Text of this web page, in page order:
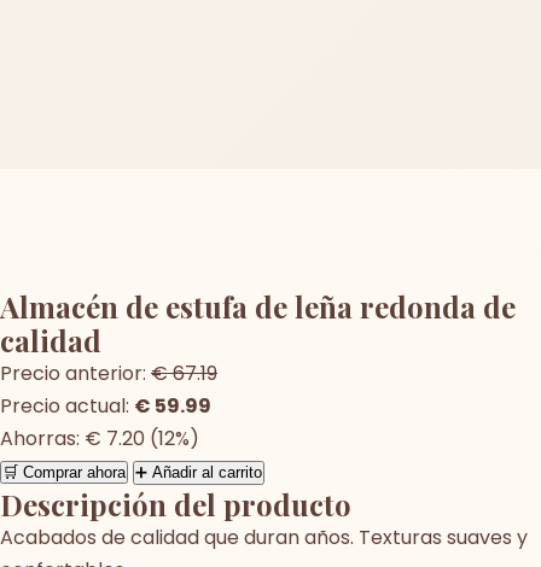
Almacén de estufa de leña redonda de
calidad
Precio anterior: € 67.19
Precio actual: € 59.99
Ahorras: € 7.20 (12%)
🛒 Comprar ahora ➕ Añadir al carrito
Descripción del producto
Acabados de calidad que duran años. Texturas suaves y